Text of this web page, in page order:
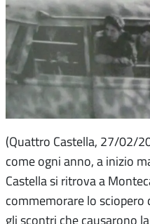
(Quattro Castella, 27/02/
come ogni anno, a inizio
Castella si ritrova a
commemorare lo
gli scontri che causarono